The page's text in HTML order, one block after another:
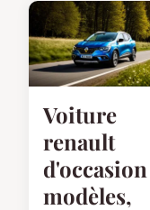
Voiture
renault
modèles,